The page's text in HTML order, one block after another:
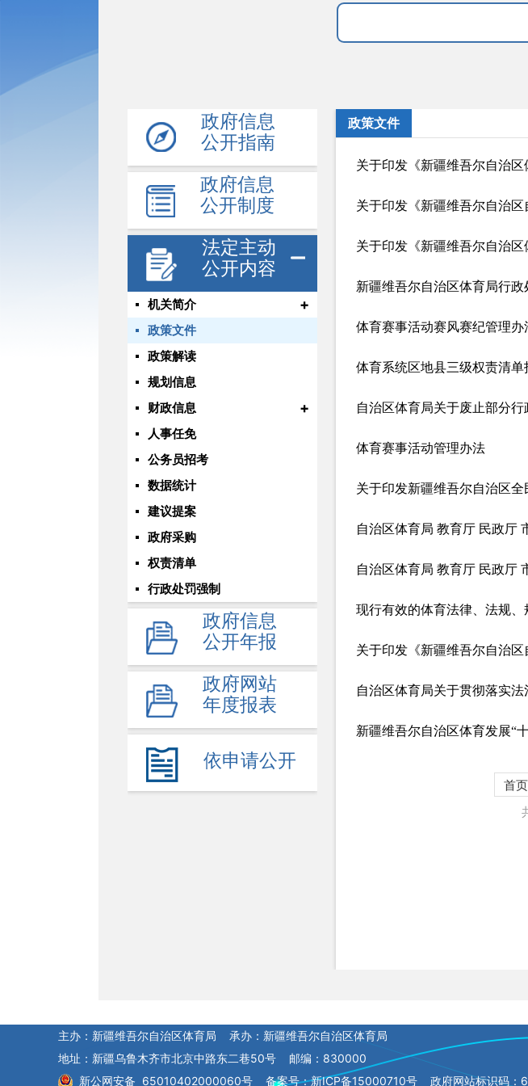
政府信息
公开指南
政府信息
公开制度
法定主动
公开内容
机关简介 +
政策文件
政策解读
规划信息
财政信息
+
人事任免
公务员招考
数据统计
建议提案
政府采购
权责清单
行政处罚强制
政府信息
公开年报
政府网站
年度报表
依申请公开
政策文件
关于印发《新疆维吾尔自治
关于印发《新疆维吾尔自治
关于印发《新疆维吾尔自治
新疆维吾尔自治区体育局行政
体育赛事活动赛风赛纪管理办
体育系统区地县三级权责清单
自治区体育局关于废止部分
体育赛事活动管理办法
关于印发新疆维吾尔自治区全
关于印发《新疆维吾尔自治
自治区体育局关于贯彻落实
新疆维吾尔自治区体育发展“
首页
主办：新疆维吾尔自治区体育局 承办：新疆维吾尔自治区体育局
地址：新疆乌鲁木齐市北京中路东二巷50号 邮编：830000
新公网安备 65010402000060号
备案号：新ICP备15000710号 政府网站标识码：